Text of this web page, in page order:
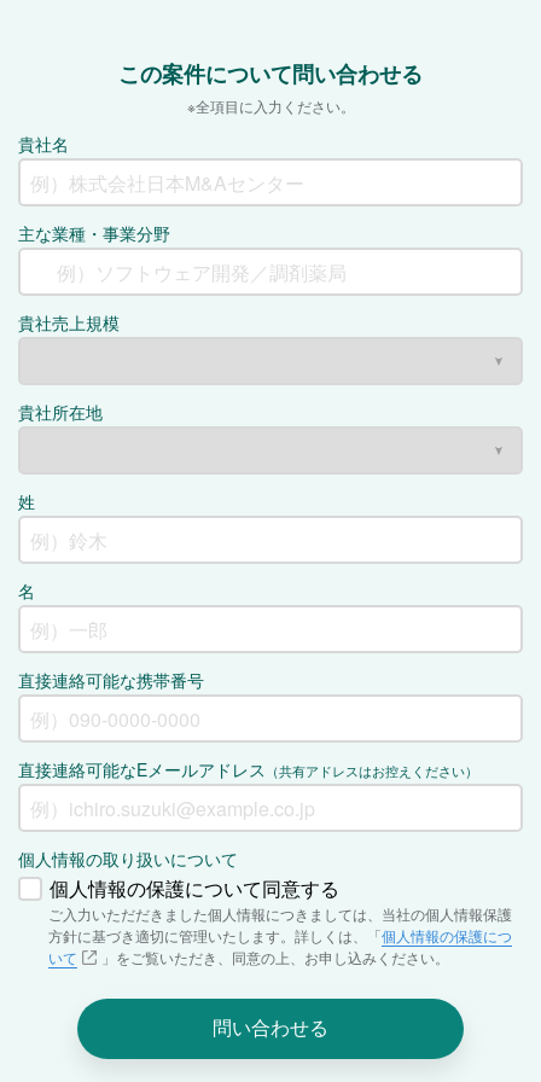
この案件について問い合わせる
※全項目に入力ください。
貴社名
主な業種・事業分野
貴社売上規模
貴社所在地
姓
名
直接連絡可能な携帯番号
直接連絡可能なEメールアドレス （共有アドレスはお控えください）
個人情報の取り扱いについて
個人情報の保護について同意する
ご入力いただだきました個人情報につきましては、当社の個人情報保護
方針に基づき適切に管理いたします。詳しくは、「個人情報の保護につ
いて
」をご覧いただき、同意の上、お申し込みください。
問い合わせる